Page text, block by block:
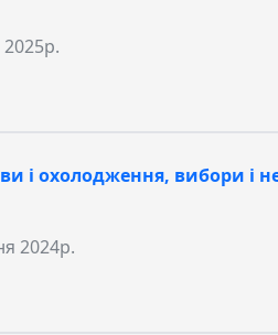
2025р.
і охолодження, вибори і
2024р.